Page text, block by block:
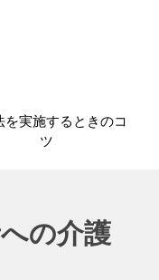
を実施するときのコ
ツ
の介護